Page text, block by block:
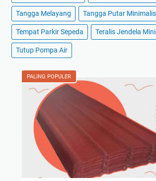
Tangga Melayang Tangga Putar Minimalis
Tempat Parkir Sepeda Teralis Jendela
Tutup Pompa Air
PALING POPULER